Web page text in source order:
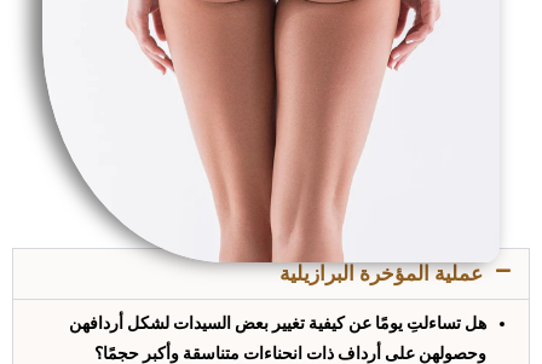
عملية المؤخرة البرازيلية
هل تساءلتِ يومًا عن كيفية تغيير بعض السيدات لشكل أردافهن
وحصولهن على أرداف ذات انحناءات متناسقة وأكبر حجمًا؟